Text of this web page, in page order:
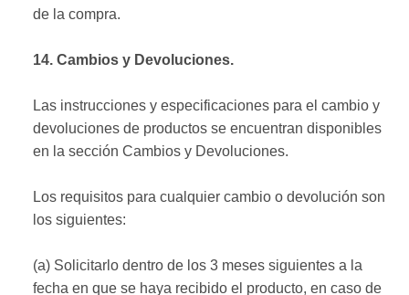
de la compra.
14. Cambios y Devoluciones.
Las instrucciones y especificaciones para el cambio y
devoluciones de productos se encuentran disponibles
en la sección Cambios y Devoluciones.
Los requisitos para cualquier cambio o devolución son
los siguientes:
(a) Solicitarlo dentro de los 3 meses siguientes a la
fecha en que se haya recibido el producto, en caso de